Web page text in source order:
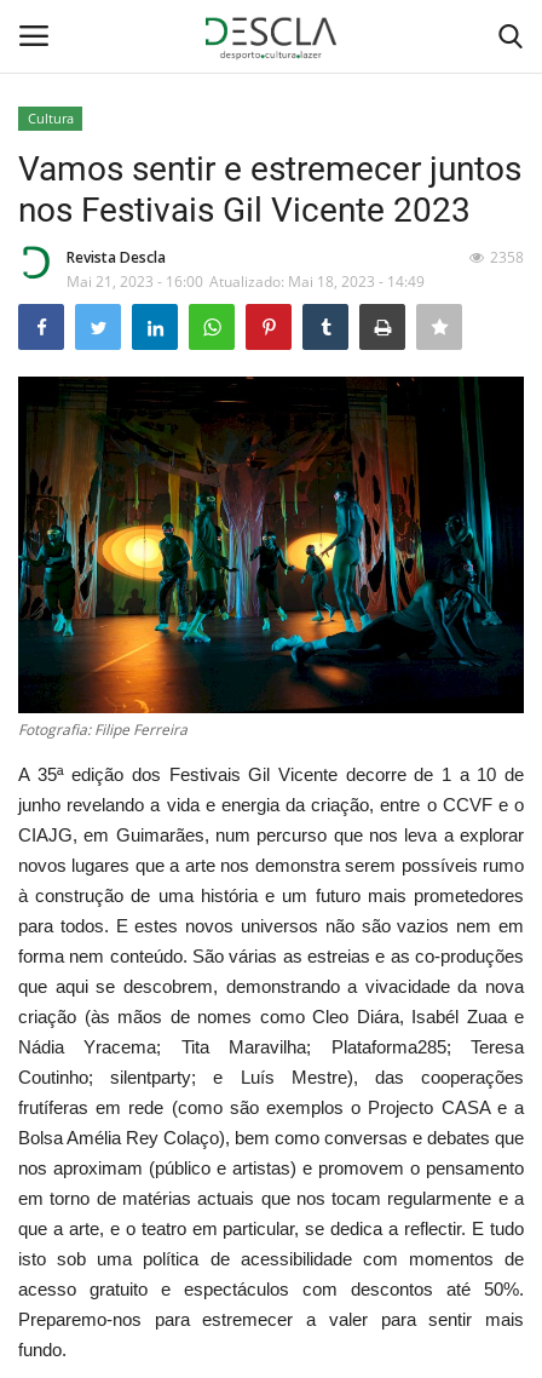
Home
...by Descla
Desporto
Contactos
Sobre Nós
Educação
Estatuto Editorial
Saúde
Ficha técnica
Cultura
Lazer
Ambiente
Cultura
Vamos sentir e estremecer juntos
nos Festivais Gil Vicente 2023
Revista Descla
Mai 21, 2023 - 16:00 Atualizado: Mai 18, 2023 - 14:49
2358
Fotografia: Filipe Ferreira
A 35ª edição dos Festivais Gil Vicente decorre de 1 a 10 de
junho revelando a vida e energia da criação, entre o CCVF e o
CIAJG, em Guimarães, num percurso que nos leva a explorar
novos lugares que a arte nos demonstra serem possíveis rumo
à construção de uma história e um futuro mais prometedores
para todos. E estes novos universos não são vazios nem em
forma nem conteúdo. São várias as estreias e as co-produções
que aqui se descobrem, demonstrando a vivacidade da nova
criação (às mãos de nomes como Cleo Diára, Isabél Zuaa e
Nádia Yracema; Tita Maravilha; Plataforma285; Teresa
Coutinho; silentparty; e Luís Mestre), das cooperações
frutíferas em rede (como são exemplos o Projecto CASA e a
Bolsa Amélia Rey Colaço), bem como conversas e debates que
nos aproximam (público e artistas) e promovem o pensamento
em torno de matérias actuais que nos tocam regularmente e a
que a arte, e o teatro em particular, se dedica a reflectir. E tudo
isto sob uma política de acessibilidade com momentos de
acesso gratuito e espectáculos com descontos até 50%.
Preparemo-nos para estremecer a valer para sentir mais
fundo.